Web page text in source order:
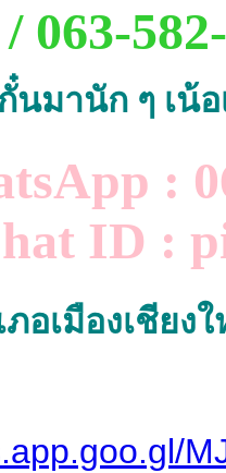
063-
นมานัก ๆ เน้อ
:
ID :
เมืองเชียงใ